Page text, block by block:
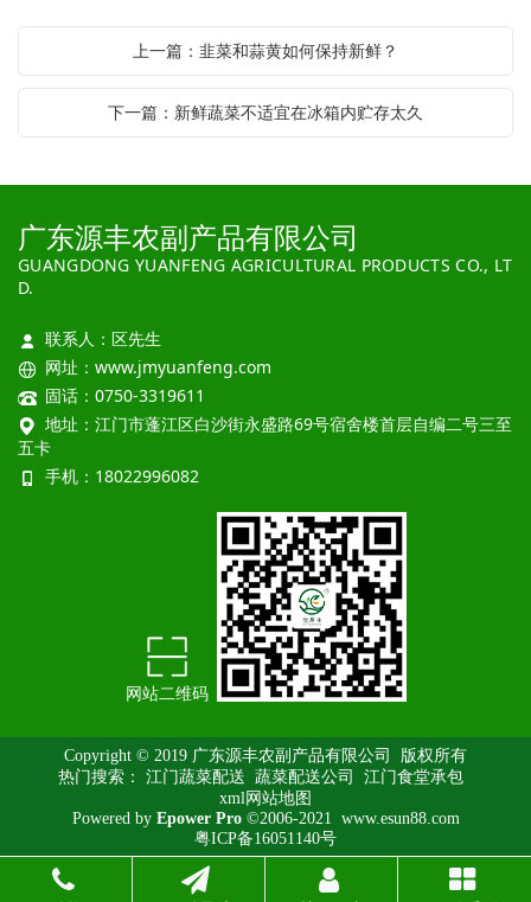
上一篇：韭菜和蒜黄如何保持新鲜？
下一篇：新鲜蔬菜不适宜在冰箱内贮存太久
广东源丰农副产品有限公司
GUANGDONG YUANFENG AGRICULTURAL PRODUCTS CO., LT
D.
联系人：区先生
网址： www.jmyuanfeng.com
固话：0750-3319611
地址：江门市蓬江区白沙街永盛路69号宿舍楼首层自编二号三至
五卡
手机：18022996082
网站二维码
Copyright © 2019 广东源丰农副产品有限公司 版权所有
热门搜索： 江门蔬菜配送 蔬菜配送公司 江门食堂承包
xml网站地图
Powered by Epower Pro©2006-2021 www.esun88.com
粤ICP备16051140号